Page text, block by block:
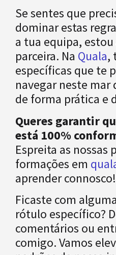
Se sentes que
dominar estas
a tua equipa,
parceira. Na Quala,
específicas que te
navegar neste
de forma prática e
Queres garantir
está 100%
Espreita as nossas
formações em
aprender connosco!
Ficaste com
rótulo específico?
comentários ou
comigo. Vamos